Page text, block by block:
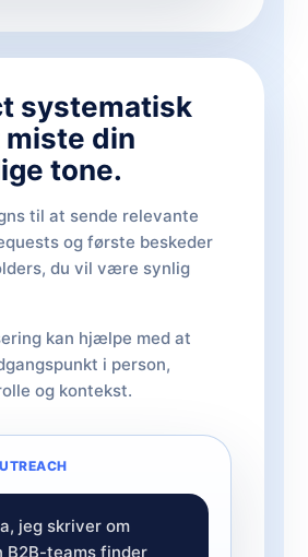
systematisk
miste din
tone.
til at sende relevante
og første beskeder
du vil være synlig
kan hjælpe med at
i person,
og kontekst.
jeg skriver om
B2B-teams finder